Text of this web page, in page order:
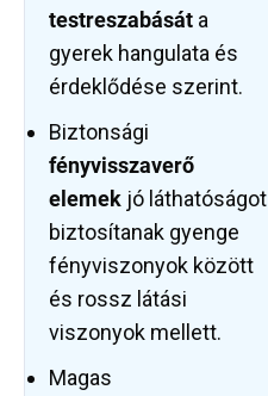
testreszabását a
gyerek hangulata és
érdeklődése szerint.
Biztonsági
fényvisszaverő
e lemek jó láthatóságot
biztosítanak gyenge
fényviszonyok között
és rossz látási
viszonyok mellett.
Magas